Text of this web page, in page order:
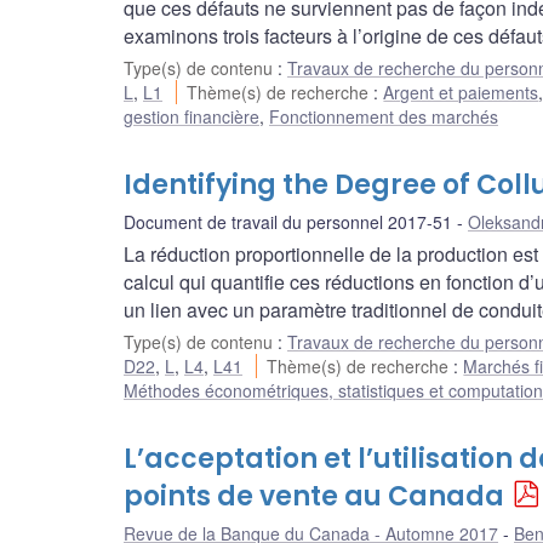
que ces défauts ne surviennent pas de façon
examinons trois facteurs à l’origine de ces
Type(s) de contenu : Travaux de recherche du
L, L1 Thème(s) de recherche :Argent et paiements
gestion financière, Fonctionnement des marchés
Identifying the Degree of
Document de travail du personnel 2017-51
La réduction proportionnelle de la production
calcul qui quantifie ces réductions en fonction
un lien avec un paramètre traditionnel de
Type(s) de contenu : Travaux de recherche du
D22, L, L4, L41 Thème(s) de recherche : Marchés
Méthodes économétriques, statistiques et
L’acceptation et l’utilisation
points de vente au Canada
Revue de la Banque du Canada - Automne 2017